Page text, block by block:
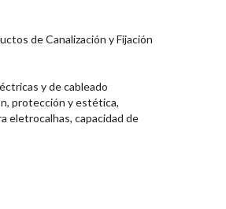
de Canalización y Fijación
y de cableado
protección y estética,
eletrocalhas, capacidad de